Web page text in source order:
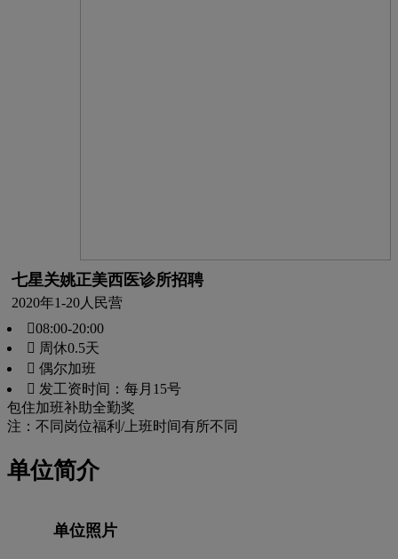
七星关姚正美西医诊所招聘
2020年1-20人 民营
08:00-20:00
 周休0.5天
 偶尔加班
 发工资时间：每月15号
包住加班补助全勤奖
注：不同岗位福利/上班时间有所不同
单位简介
单位照片